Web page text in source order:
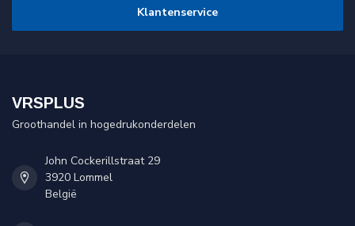
Klantenservice
VRSPLUS
Groothandel in hogedrukonderdelen
John Cockerillstraat 29
3920 Lommel
België